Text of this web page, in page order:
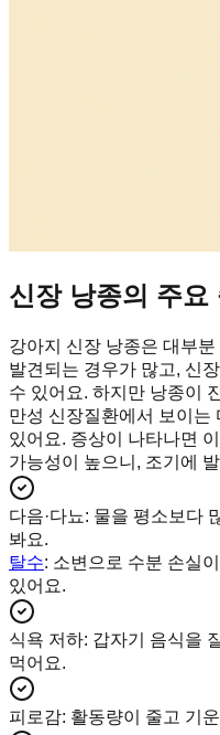
신장 낭종의 주요
강아지 신장 낭종은 대부
발견되는 경우가 많고, 신
수 있어요. 하지만 낭종이
만성 신장질환에서 보이는
있어요. 증상이 나타나면
가능성이 높으니, 조기에
다음·다뇨: 물을 평소보다
봐요.
탈수: 소변으로 수분 손실
있어요.
식욕 저하: 갑자기 음식을
먹어요.
피로감: 활동량이 줄고 기